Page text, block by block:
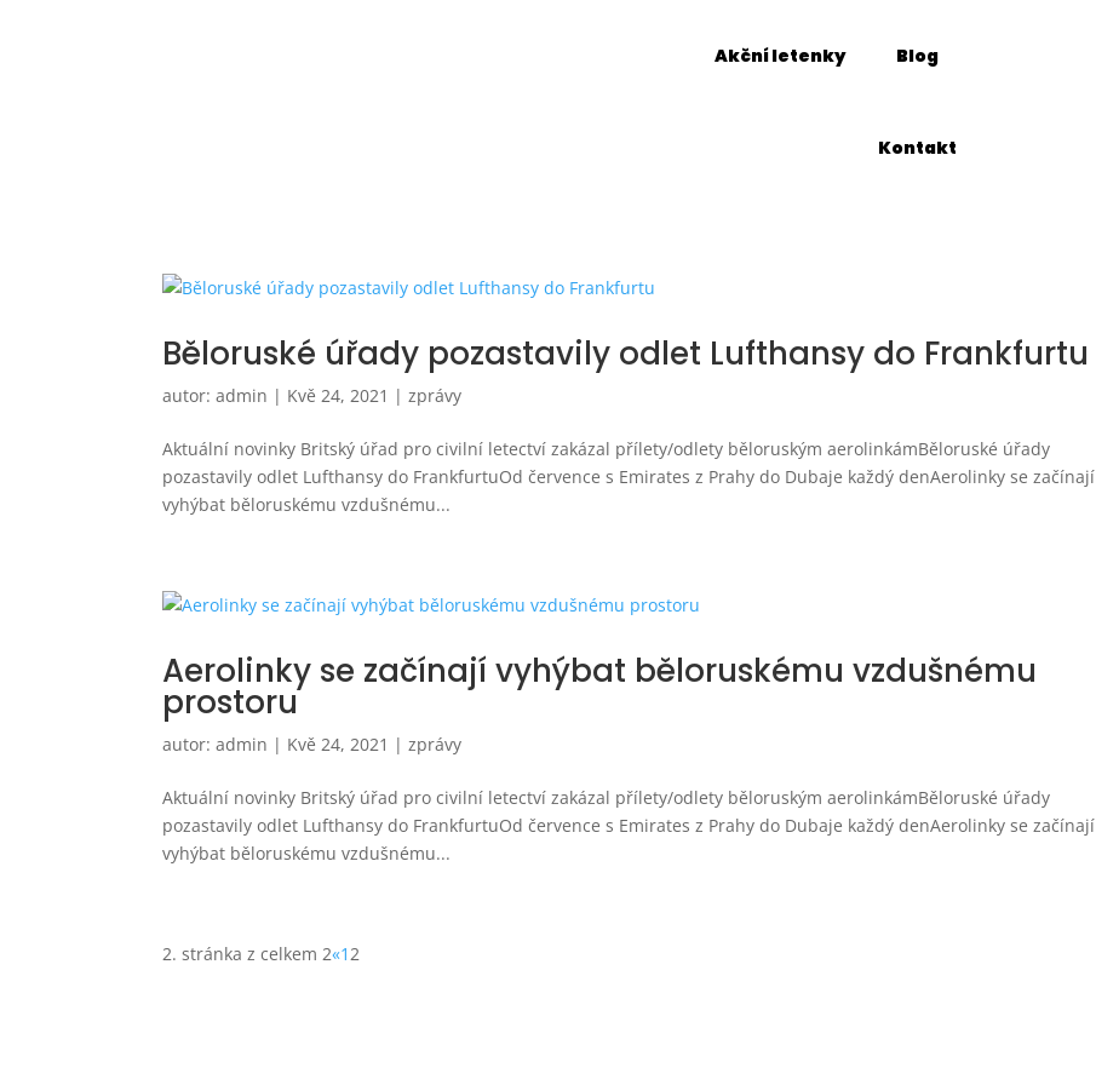
Akční letenky Blog
Kontakt
Běloruské úřady pozastavily odlet Lufthansy do Frankfurtu
autor:admin | Kvě 24, 2021 |zprávy
Aktuální novinky Britský úřad pro civilní letectví zakázal přílety/odlety běloruským aerolinkámBěloruské úřady
pozastavily odlet Lufthansy do FrankfurtuOd července s Emirates z Prahy do Dubaje každý denAerolinky se začínají
vyhýbat běloruskému vzdušnému...
Aerolinky se začínají vyhýbat běloruskému vzdušnému
prostoru
autor:admin | Kvě 24, 2021 |zprávy
Aktuální novinky Britský úřad pro civilní letectví zakázal přílety/odlety běloruským aerolinkámBěloruské úřady
pozastavily odlet Lufthansy do FrankfurtuOd července s Emirates z Prahy do Dubaje každý denAerolinky se začínají
vyhýbat běloruskému vzdušnému...
2. stránka z celkem 2«12